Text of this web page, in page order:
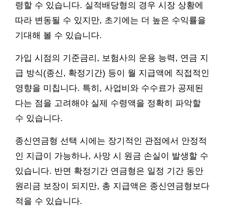
령할 수 있습니다. 실적배당형의 경우 시장 상황에
따라 변동될 수 있지만, 초기에는 더 높은 수익률을
기대해 볼 수 있습니다.
가입 시점의 기준금리, 보험사의 운용 능력, 연금 지
급 방식(종신, 확정기간) 등이 월 지급액에 직접적인
영향을 미칩니다. 특히, 사업비와 수수료가 공제된
다는 점을 고려해야 실제 수령액을 정확히 파악할
수 있습니다.
종신연금형 선택 시에는 장기적인 관점에서 안정적
인 지급이 가능하나, 사망 시 원금 손실이 발생할 수
있습니다. 반면 확정기간 연금형은 일정 기간 동안
원리금 보장이 되지만, 총 지급액은 종신연금형보다
적을 수 있습니다.